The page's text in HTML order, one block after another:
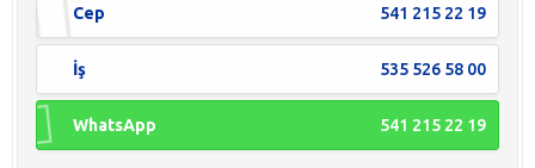
Cep 541 215 22 19
İş 535 526 58 00
WhatsApp 541 215 22 19